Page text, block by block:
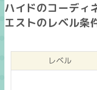
ハイドのコーディ
エストのレベル条
レベル